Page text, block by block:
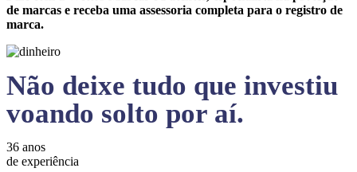
de marcas e receba uma assessoria completa para o registro de
marca.
Não deixe tudo que investiu
voando solto por aí.
36 anos
de experiência